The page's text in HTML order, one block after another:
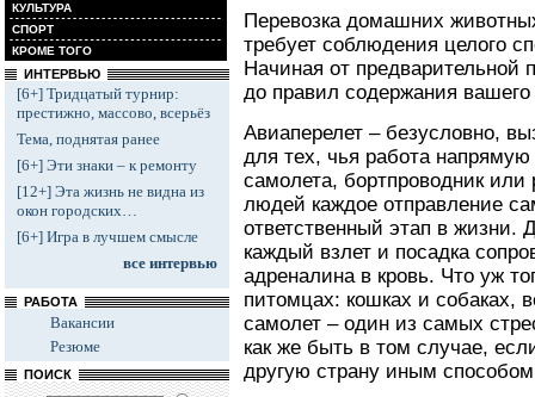
КУЛЬТУРА
СПОРТ
КРОМЕ ТОГО
ИНТЕРВЬЮ
[6+] Тридцатый турнир:
престижно, массово, всерьёз
Тема, поднятая ранее
[6+] Эти знаки – к ремонту
[12+] Эта жизнь не видна из
окон городских…
[6+] Игра в лучшем смысле
все интервью
РАБОТА
Вакансии
Резюме
ПОИСК
Перевозка домашних
требует соблюдения целого
Начиная от предварительной
до правил содержания
Авиаперелет – безусловно,
для тех, чья работа
самолета, бортпроводник
людей каждое отправление
ответственный этап в жизни.
каждый взлет и посадка
адреналина в кровь. Что уж
питомцах: кошках и собаках,
самолет – один из самых
как же быть в том случае,
другую страну иным способом